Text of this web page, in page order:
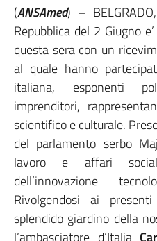
(ANSAmed) –
Repubblica del 2 Giugno
questa sera con un
al quale hanno
italiana, esponenti
imprenditori,
scientifico e culturale.
del parlamento serbo
lavoro e affari
dell’innovazione
Rivolgendosi ai
splendido giardino della
l’ambasciatore d’Italia